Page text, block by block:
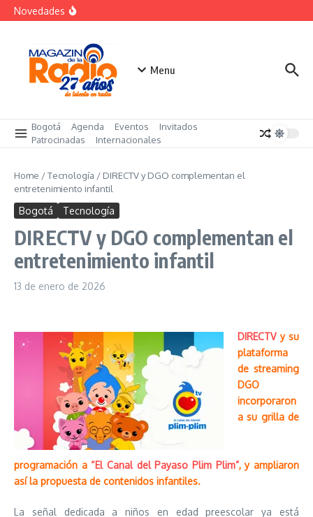
Saltar al contenido
Novedades
La posesión presidencial se verá en especial de DNEWS
sustitución de la coca
Menu
Bogotá Agenda Eventos
Invitados
Patrocinadas
Internacionales
Home /Tecnología / DIRECTV y DGO complementan el
entretenimiento infantil
Bogotá Tecnología
DIRECTV y DGO complementan el
entretenimiento infantil
13 de enero de 2026
DIRECTVy su
plataforma
de streaming
DGO
incorporaron
a su grilla de
programación a “El Canal del Payaso Plim Plim”, y ampliaron
así la propuesta de contenidos infantiles.
La señal dedicada a niños en edad preescolar ya está